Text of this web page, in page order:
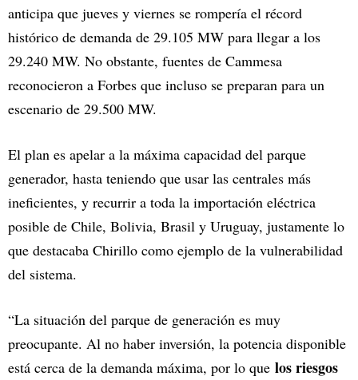
anticipa que jueves y viernes se rompería el récord
histórico de demanda de 29.105 MW para llegar a los
29.240 MW. No obstante, fuentes de Cammesa
reconocieron a Forbes que incluso se preparan para un
escenario de 29.500 MW.
El plan es apelar a la máxima capacidad del parque
generador, hasta teniendo que usar las centrales más
ineficientes, y recurrir a toda la importación eléctrica
posible de Chile, Bolivia, Brasil y Uruguay, justamente lo
que destacaba Chirillo como ejemplo de la vulnerabilidad
del sistema.
“La situación del parque de generación es muy
preocupante. Al no haber inversión, la potencia disponible
está cerca de la demanda máxima, por lo que los riesgos